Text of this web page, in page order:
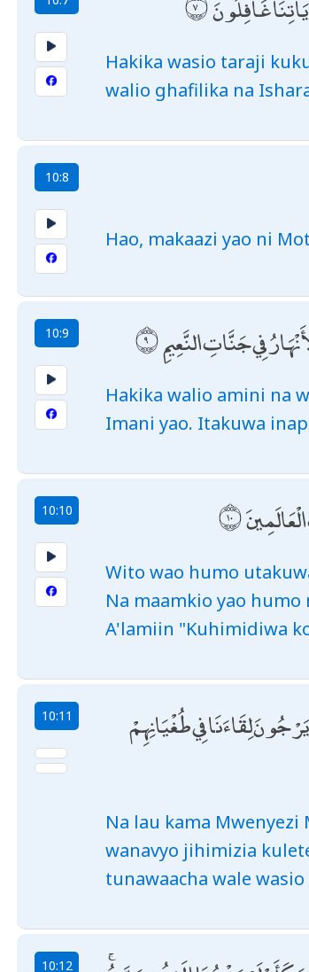
Hakika wasio taraji
walio ghafilika na
10:8
Hao, makaazi yao ni
10:9 فِي جَنَّاتِ النَّعِيمِ
Hakika walio amini na
Imani yao. Itakuwa
10:10
Wito wao humo
Na maamkio yao
A'lamiin "Kuhimidiwa
10:11
لِقَاءَنَا فِي طُغْيَانِهِمْ
Na lau kama
wanavyo jihimizia
tunawaacha wale
10:12